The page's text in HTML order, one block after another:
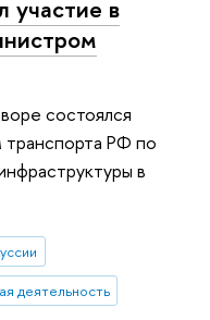
участие в
состоялся
РФ по
в
деятельность